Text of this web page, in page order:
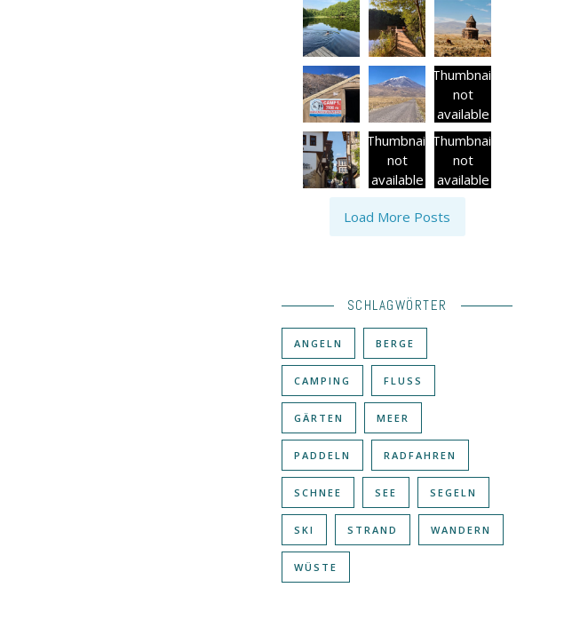
Thumbnail
not
available
Thumbnail
not
available
Thumbnail
not
available
Load More Posts
SCHLAGWÖRTER
ANGELN BERGE
CAMPING FLUSS
GÄRTEN MEER
PADDELN RADFAHREN
SCHNEE SEE SEGELN
SKI STRAND WANDERN
WÜSTE